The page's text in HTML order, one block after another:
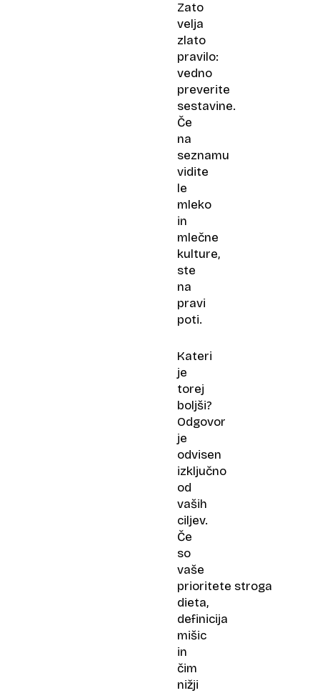
Zato
velja
zlato
pravilo:
vedno
preverite
sestavine.
Če
na
seznamu
vidite
le
mleko
in
mlečne
kulture,
ste
na
pravi
poti.
Kateri
je
torej
boljši?
Odgovor
je
odvisen
izključno
od
vaših
ciljev.
Če
so
vaše
prioritete stroga
dieta,
definicija
mišic
in
čim
nižji